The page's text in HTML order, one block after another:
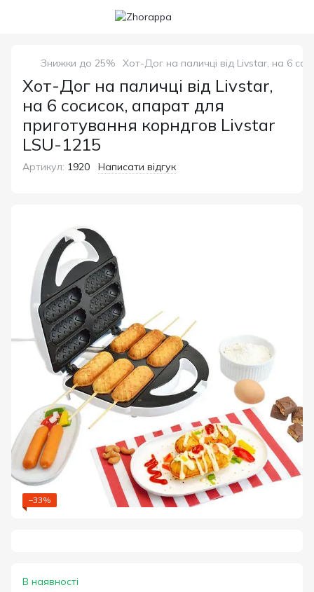
Знижки до 25% Хот-Дог на паличці від Livstar, на 6
Хот-Дог на паличці від Livstar,
на 6 сосисок, апарат для
приготування корндгов Livstar
LSU-1215
Артикул: 1920 Написати відгук
−33%
В наявності